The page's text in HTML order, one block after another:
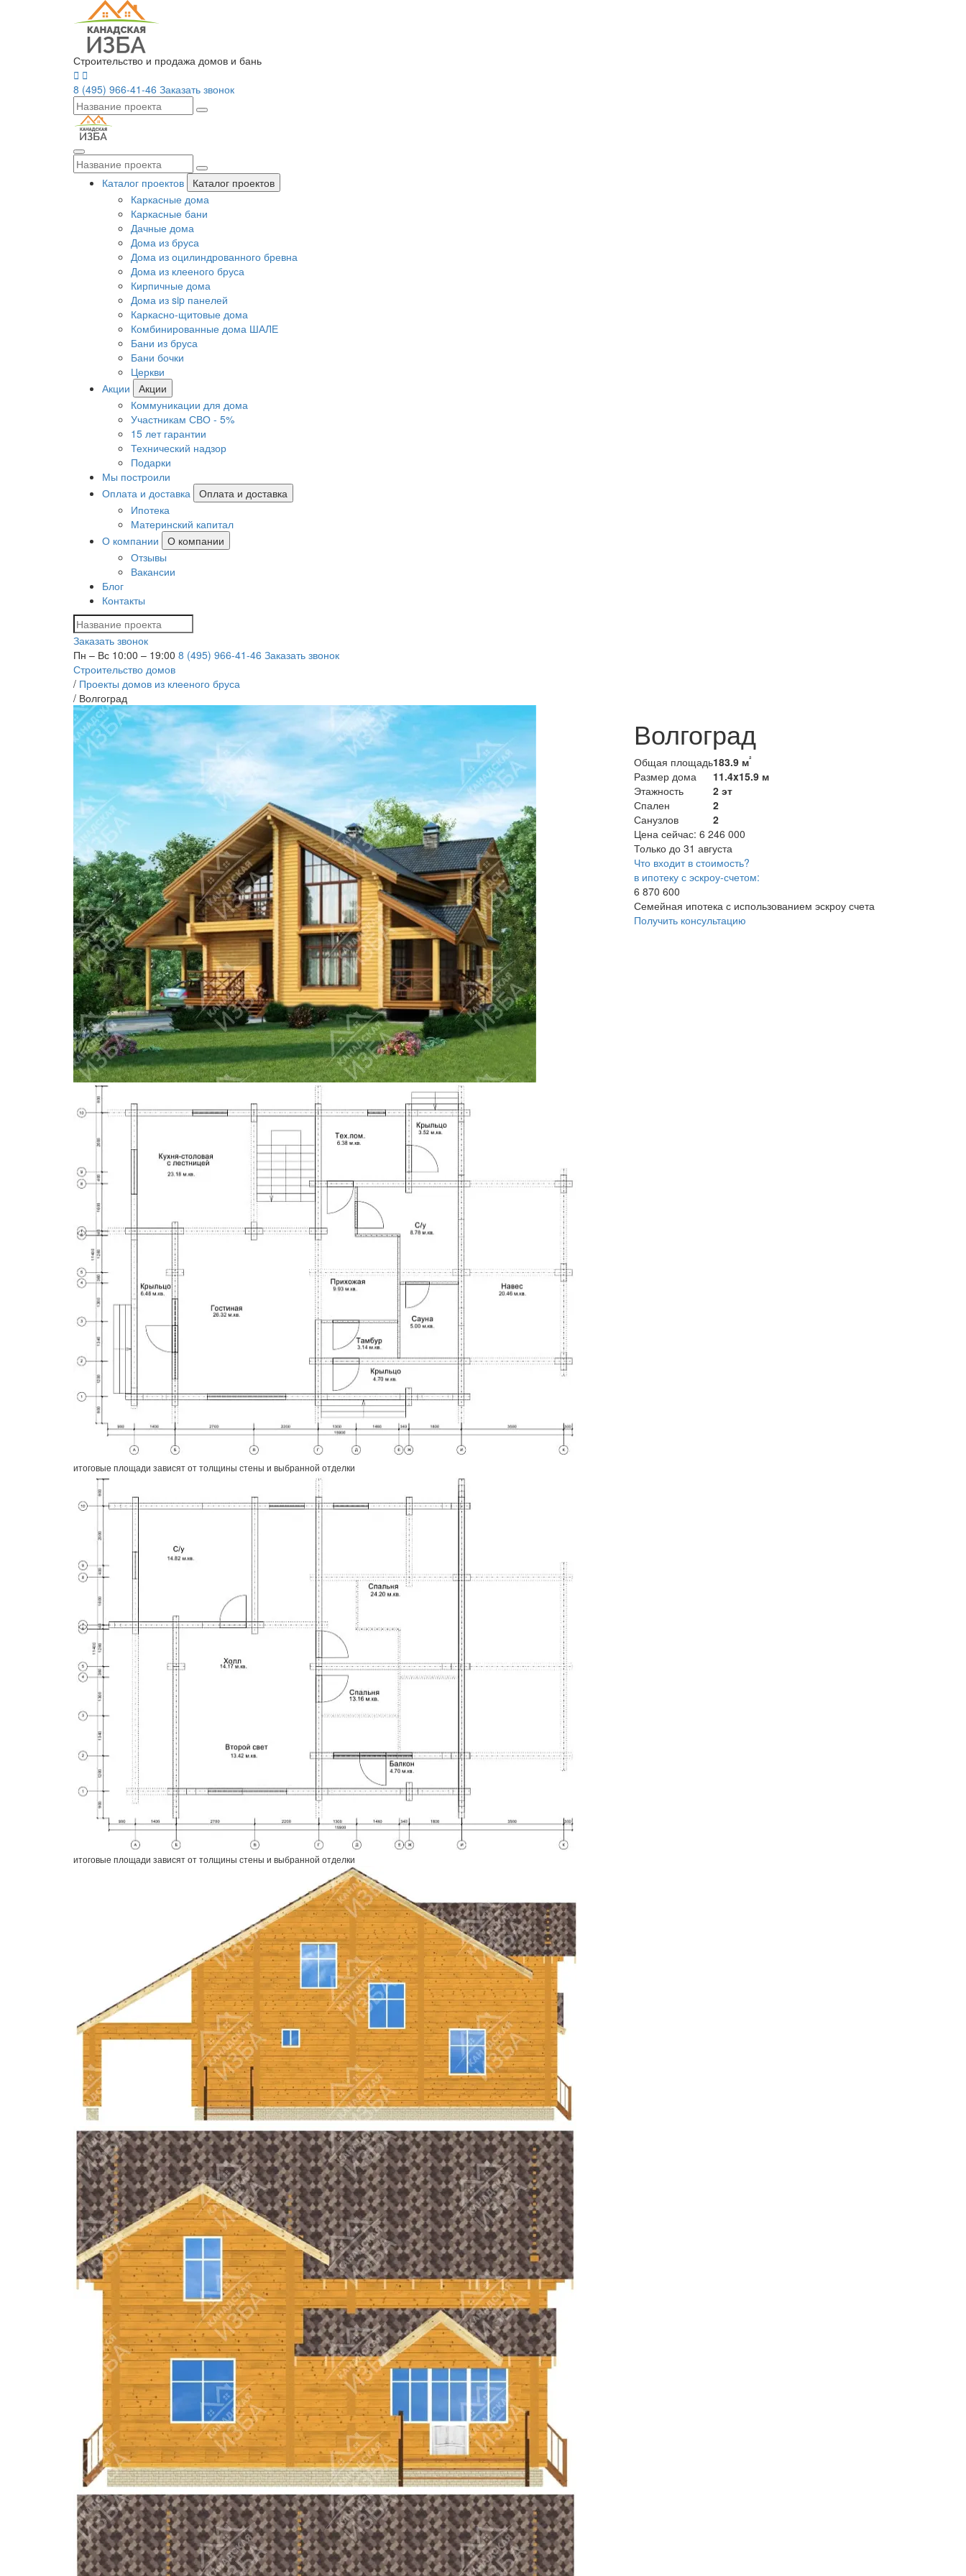
Строительство и продажа домов и бань
8 (495) 966-41-46 Заказать звонок
Каталог проектов
Каталог проектов
Каркасные дома
Каркасные бани
Дачные дома
Дома из бруса
Дома из оцилиндрованного бревна
Дома из клееного бруса
Кирпичные дома
Дома из sip панелей
Каркасно-щитовые дома
Комбинированные дома ШАЛЕ
Бани из бруса
Бани бочки
Церкви
Акции
Акции
Коммуникации для дома
Участникам СВО - 5%
15 лет гарантии
Технический надзор
Подарки
Мы построили
Оплата и доставка
Оплата и доставка
Ипотека
Материнский капитал
О компании
О компании
Отзывы
Вакансии
Блог
Контакты
Заказать звонок
Пн – Вс 10:00 – 19:00 8 (495) 966-41-46 Заказать звонок
Строительство домов
/ Проекты домов из клееного бруса
/ Волгоград
итоговые площади зависят от толщины стены и выбранной отделки
итоговые площади зависят от толщины стены и выбранной отделки
Волгоград
Общая площадь183.9 м²
Размер дома
11.4x15.9 м
Этажность
2 эт
Спален
2
Санузлов
2
Цена сейчас: 6 246 000
Только до 31 августа
Что входит в стоимость?
в ипотеку с эскроу-счетом:
6 870 600
Семейная ипотека с использованием эскроу счета
Получить консультацию